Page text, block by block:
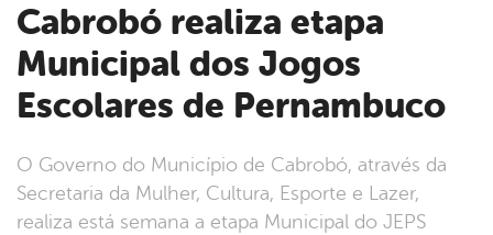
Cabrobó realiza etapa
Municipal dos Jogos
Escolares de Pernambuco
O Governo do Município de Cabrobó, através da
Secretaria da Mulher, Cultura, Esporte e Lazer,
realiza está semana a etapa Municipal do JEPS